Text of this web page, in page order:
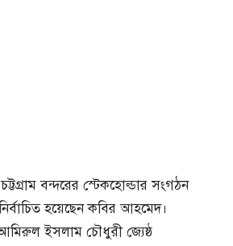
বন্দরের স্টেকহোল্ডার সংগঠন
হয়েছেন কবির আহমেদ।
আমিরুল ইসলাম চৌধুরী জ্যেষ্ঠ